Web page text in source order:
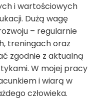
i wartościowych
Dużą wagę
– regularnie
treningach oraz
zgodnie z aktualną
W mojej pracy
i wiarą w
człowieka.